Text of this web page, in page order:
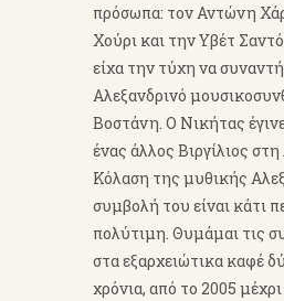
πρόσωπα: τον Αντώνη
Χούρι και την Υβέτ
είχα την τύχη να
Αλεξανδρινό
Βοστάνη. Ο Νικήτας
ένας άλλος Βιργίλιος
Κόλαση της μυθικής
συμβολή του είναι κάτι
πολύτιμη. Θυμάμαι τις
στα εξαρχειώτικα καφέ
χρόνια, από το 2005